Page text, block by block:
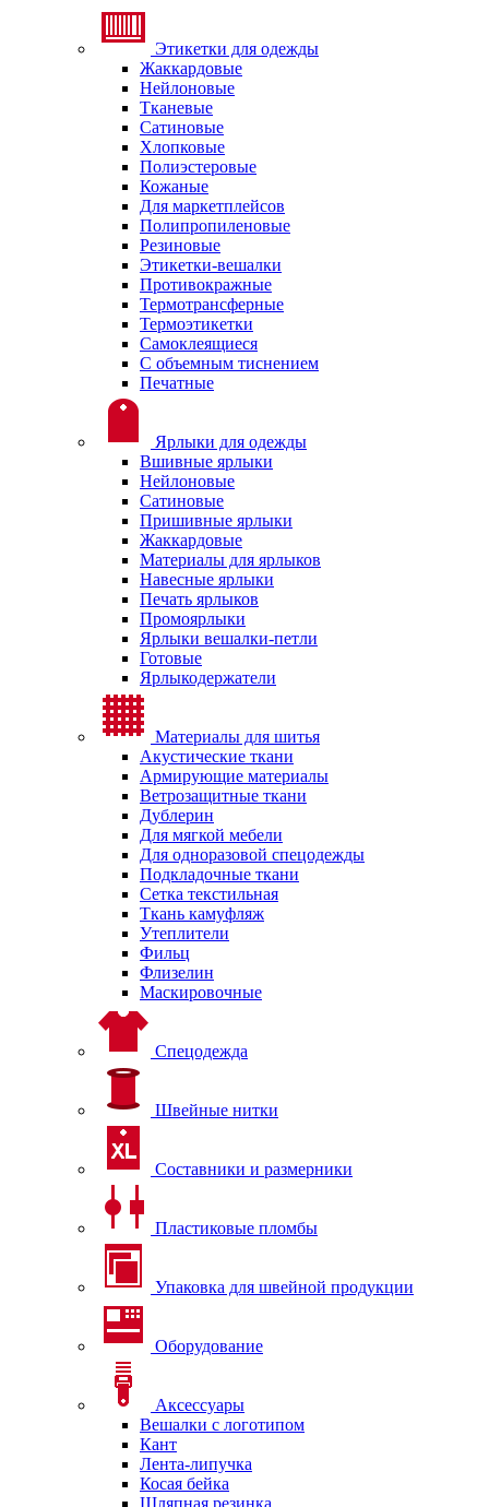
Этикетки для одежды
Жаккардовые
Нейлоновые
Тканевые
Сатиновые
Хлопковые
Полиэстеровые
Кожаные
Для маркетплейсов
Полипропиленовые
Резиновые
Этикетки-вешалки
Противокражные
Термотрансферные
Термоэтикетки
Самоклеящиеся
С объемным тиснением
Печатные
Ярлыки для одежды
Вшивные ярлыки
Нейлоновые
Сатиновые
Пришивные ярлыки
Жаккардовые
Материалы для ярлыков
Навесные ярлыки
Печать ярлыков
Промоярлыки
Ярлыки вешалки-петли
Готовые
Ярлыкодержатели
Материалы для шитья
Акустические ткани
Армирующие материалы
Ветрозащитные ткани
Дублерин
Для мягкой мебели
Для одноразовой спецодежды
Подкладочные ткани
Сетка текстильная
Ткань камуфляж
Утеплители
Фильц
Флизелин
Маскировочные
Спецодежда
Швейные нитки
Составники и размерники
Пластиковые пломбы
Упаковка для швейной продукции
Оборудование
Аксессуары
Вешалки с логотипом
Кант
Лента-липучка
Косая бейка
Шляпная резинка